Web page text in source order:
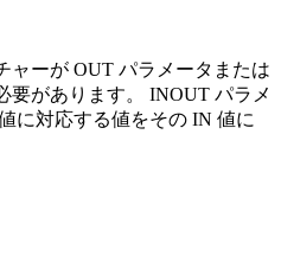
ーが OUT パラメータまたは
があります。 INOUT パラメ
に対応する値をその IN 値に